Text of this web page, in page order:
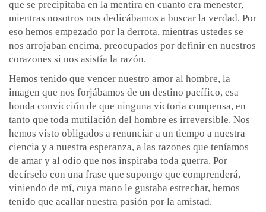
que se precipitaba en la mentira en cuanto era menester,
mientras nosotros nos dedicábamos a buscar la verdad. Por
eso hemos empezado por la derrota, mientras ustedes se
nos arrojaban encima, preocupados por definir en nuestros
corazones si nos asistía la razón.
Hemos tenido que vencer nuestro amor al hombre, la
imagen que nos forjábamos de un destino pacífico, esa
honda convicción de que ninguna victoria compensa, en
tanto que toda mutilación del hombre es irreversible. Nos
hemos visto obligados a renunciar a un tiempo a nuestra
ciencia y a nuestra esperanza, a las razones que teníamos
de amar y al odio que nos inspiraba toda guerra. Por
decírselo con una frase que supongo que comprenderá,
viniendo de mí, cuya mano le gustaba estrechar, hemos
tenido que acallar nuestra pasión por la amistad.